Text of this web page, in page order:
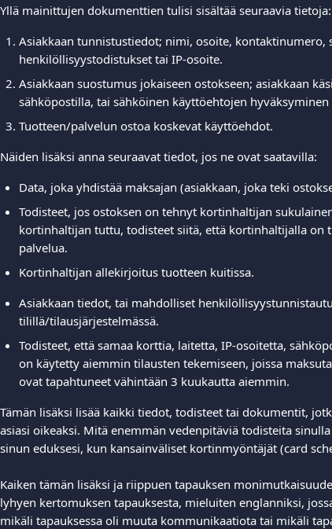
Yllä mainittujen dokumenttien tulisi sisältää seuraavia tietoja:
Asiakkaan tunnistustiedot; nimi, osoite, kontaktinumero,
henkilöllisyystodistukset tai IP-osoite.
Asiakkaan suostumus jokaiseen ostokseen; asiakkaan
sähköpostilla, tai sähköinen käyttöehtojen
Tuotteen/palvelun ostoa koskevat käyttöehdot.
Näiden lisäksi anna seuraavat tiedot, jos ne ovat saatavilla:
Data, joka yhdistää maksajan (asiakkaan, joka teki
Todisteet, jos ostoksen on tehnyt kortinhaltijan
kortinhaltijan tuttu, todisteet siitä, että kortinhaltijalla on
palvelua.
Kortinhaltijan allekirjoitus tuotteen kuitissa.
Asiakkaan tiedot, tai mahdolliset
tilillä/tilausjärjestelmässä.
Todisteet, että samaa korttia, laitetta, IP-osoitetta,
on käytetty aiemmin tilausten tekemiseen, joissa
ovat tapahtuneet vähintään 3 kuukautta aiemmin.
Tämän lisäksi lisää kaikki tiedot, todisteet tai dokumentit,
asiasi oikeaksi. Mitä enemmän vedenpitäviä todisteita
sinun eduksesi, kun kansainväliset kortinmyöntäjät (card
Kaiken tämän lisäksi ja riippuen tapauksen
lyhyen kertomuksen tapauksesta, mieluiten englanniksi,
mikäli tapauksessa oli muuta kommunikaatiota tai mikäli